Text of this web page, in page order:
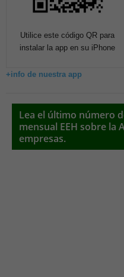
Utilice este código QR para
instalar la app en su iPhone
+info de nuestra app
Lea el último número
mensual EEH sobre la
empresas.